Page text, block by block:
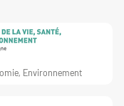
Environnement